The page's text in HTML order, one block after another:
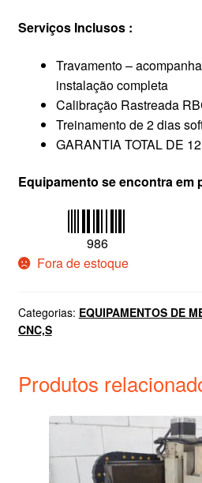
Serviços Inclusos :
Travamento –
instalação completa
Calibração Rastreada
Treinamento de 2 dias
GARANTIA TOTAL DE
Equipamento se encontra em
986
Fora de estoque
Categorias: EQUIPAMENTOS DE
CNC,S
Produtos